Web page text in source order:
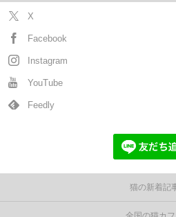
X
Facebook
Instagram
YouTube
Feedly
猫の新着記